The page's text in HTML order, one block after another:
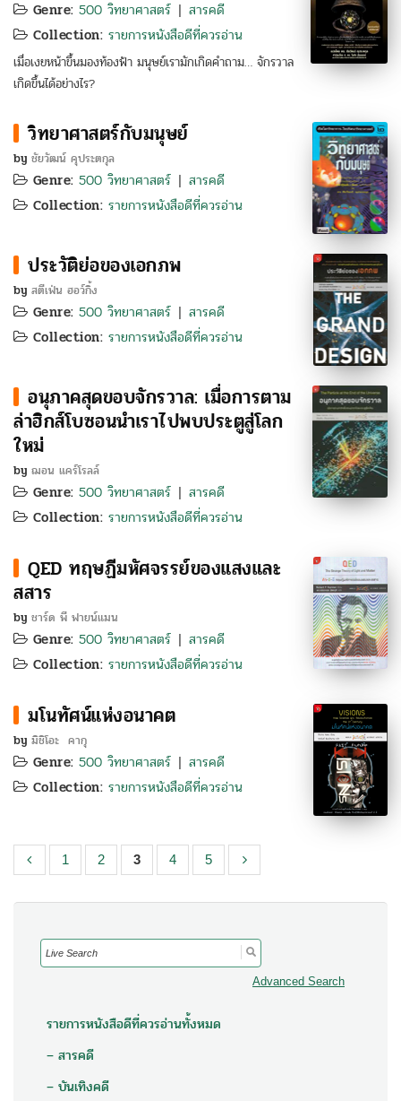
Genre: 500 วิทยาศาสตร์ | สารคดี
Collection: รายการหนังสือดีที่ควรอ่าน
เมื่อเงยหน้าขึ้นมองท้องฟ้า มนุษย์เรามักเกิดคำถาม… จักรวาล
เกิดขึ้นได้อย่างไร?
วิทยาศาสตร์กับมนุษย์
by ชัยวัฒน์ คุประตกุล
Genre: 500 วิทยาศาสตร์ | สารคดี
Collection: รายการหนังสือดีที่ควรอ่าน
ประวัติย่อของเอกภพ
by สตีเฟ่น ฮอว์กิ้ง
Genre: 500 วิทยาศาสตร์ | สารคดี
Collection: รายการหนังสือดีที่ควรอ่าน
อนุภาคสุดขอบจักรวาล: เมื่อการตาม
ล่าฮิกส์โบซอนนำเราไปพบประตูสู่โลก
ใหม่
by ฌอน แคร์โรลล์
Genre: 500 วิทยาศาสตร์ | สารคดี
Collection: รายการหนังสือดีที่ควรอ่าน
QED ทฤษฏีมหัศจรรย์ของแสงและ
สสาร
by ชาร์ด พี ฟายน์แมน
Genre: 500 วิทยาศาสตร์ | สารคดี
Collection: รายการหนังสือดีที่ควรอ่าน
มโนทัศน์แห่งอนาคต
by มิชิโอะ คากุ
Genre: 500 วิทยาศาสตร์ | สารคดี
Collection: รายการหนังสือดีที่ควรอ่าน
1 2 3 4 5
Search
for:
Advanced Search
รายการหนังสือดีที่ควรอ่านทั้งหมด
– สารคดี
– บันเทิงคดี